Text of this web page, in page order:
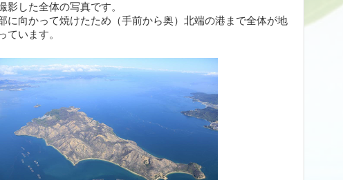
影した全体の写真です。
に向かって焼けたため（手前から奥）北端の港まで全体が地
ています。